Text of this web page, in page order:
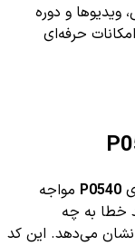
ویدیوها و دوره
حرفه‌ای
P0540 مواجه
خطا به چه
می‌دهد. این کد